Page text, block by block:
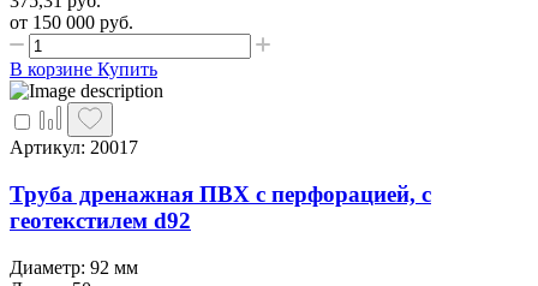
от 150 000 руб.
В корзине Купить
Артикул: 20017
Труба дренажная ПВХ с перфорацией, с
геотекстилем d92
Диаметр: 92 мм